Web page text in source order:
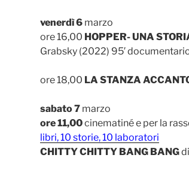
venerdì 6 marzo
ore 16,00 HOPPER- UNA
Grabsky (2022) 95′
ore 18,00 LA STANZA
sabato 7 marzo
ore 11,00cinematiné e per la
libri, 10 storie, 10 laboratori
CHITTY CHITTY BANG BANG